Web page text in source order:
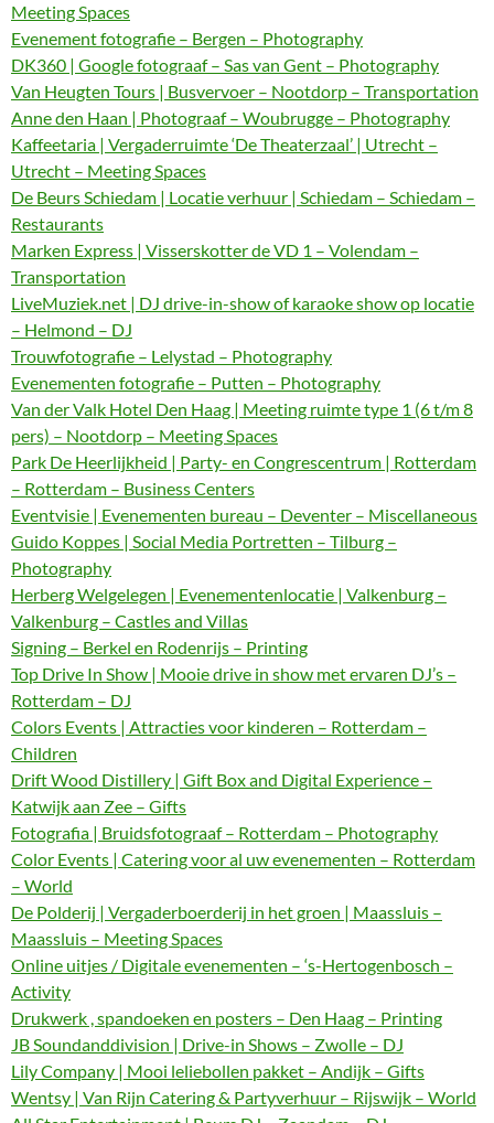
Meeting Spaces
Evenement fotografie – Bergen – Photography
DK360 | Google fotograaf – Sas van Gent – Photography
Van Heugten Tours | Busvervoer – Nootdorp – Transportation
Anne den Haan | Photograaf – Woubrugge – Photography
Kaffeetaria | Vergaderruimte ‘De Theaterzaal’ | Utrecht –
Utrecht – Meeting Spaces
De Beurs Schiedam | Locatie verhuur | Schiedam – Schiedam –
Restaurants
Marken Express | Visserskotter de VD 1 – Volendam –
Transportation
LiveMuziek.net | DJ drive-in-show of karaoke show op locatie
– Helmond – DJ
Trouwfotografie – Lelystad – Photography
Evenementen fotografie – Putten – Photography
Van der Valk Hotel Den Haag | Meeting ruimte type 1 (6 t/m 8
pers) – Nootdorp – Meeting Spaces
Park De Heerlijkheid | Party- en Congrescentrum | Rotterdam
– Rotterdam – Business Centers
Eventvisie | Evenementen bureau – Deventer – Miscellaneous
Guido Koppes | Social Media Portretten – Tilburg –
Photography
Herberg Welgelegen | Evenementenlocatie | Valkenburg –
Valkenburg – Castles and Villas
Signing – Berkel en Rodenrijs – Printing
Top Drive In Show | Mooie drive in show met ervaren DJ’s –
Rotterdam – DJ
Colors Events | Attracties voor kinderen – Rotterdam –
Children
Drift Wood Distillery | Gift Box and Digital Experience –
Katwijk aan Zee – Gifts
Fotografia | Bruidsfotograaf – Rotterdam – Photography
Color Events | Catering voor al uw evenementen – Rotterdam
– World
De Polderij | Vergaderboerderij in het groen | Maassluis –
Maassluis – Meeting Spaces
Online uitjes / Digitale evenementen – ‘s-Hertogenbosch –
Activity
Drukwerk , spandoeken en posters – Den Haag – Printing
JB Soundanddivision | Drive-in Shows – Zwolle – DJ
Lily Company | Mooi leliebollen pakket – Andijk – Gifts
Wentsy | Van Rijn Catering & Partyverhuur – Rijswijk – World